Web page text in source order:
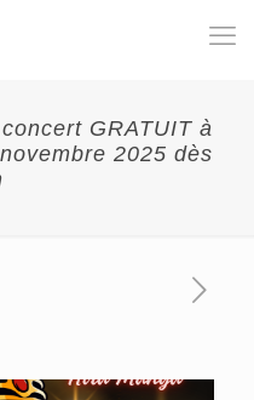
GRATUIT à
2025 dès